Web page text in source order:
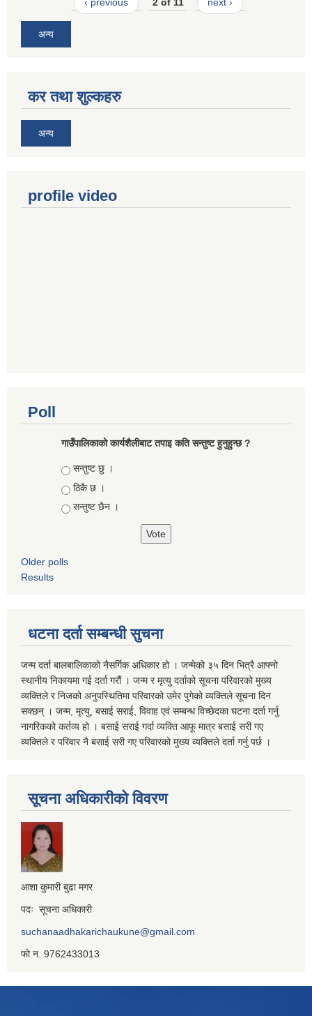
अन्य
कर तथा शुल्कहरु
अन्य
profile video
Poll
गाउँपालिकाको कार्यशैलीबाट तपाइ कति सन्तुष्ट हुनुहुन्छ ?
Choices
सन्तुष्ट छु ।
ठिकै छ ।
सन्तुष्ट छैन ।
Older polls
Results
धटना दर्ता सम्बन्धी सुचना
जन्म दर्ता बालबालिकाको नैसर्गिक अधिकार हो । जन्मेको ३५ दिन भित्रै आफ्नो
स्थानीय निकायमा गई दर्ता गरौं । जन्म र मृत्यु दर्ताको सूचना परिवारको मुख्य
व्यक्तिले र निजको अनुपस्थितिमा परिवारको उमेर पुगेको व्यक्तिले सूचना दिन
सक्छन् । जन्म, मृत्यु, बसाई सराई, विवाह एवं सम्बन्ध विच्छेदका घटना दर्ता गर्नु
नागरिकको कर्तव्य हो । बसाई सराई गर्दा व्यक्ति आफू मात्र बसाई सरी गए
व्यक्तिले र परिवार नै बसाई सरी गए परिवारको मुख्य व्यक्तिले दर्ता गर्नु पर्छ ।
सूचना अधिकारीको विवरण
आशा कुमारी बुढा मगर
पदः सूचना अधिकारी
suchanaadhakarichaukune@gmail.com
फो न. 9762433013